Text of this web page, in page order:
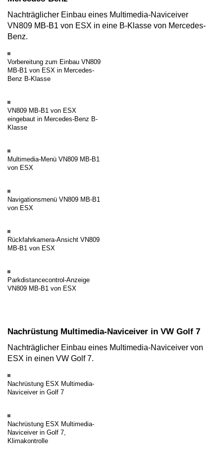
Nachträglicher Einbau eines Multimedia-Naviceiver
VN809 MB-B1 von ESX in eine B-Klasse von Mercedes-
Benz.
Vorbereitung zum Einbau VN809
MB-B1 von ESX in Mercedes-
Benz B-Klasse
VN809 MB-B1 von ESX
eingebaut in Mercedes-Benz B-
Klasse
Multimedia-Menü VN809 MB-B1
von ESX
Navigationsmenü VN809 MB-B1
von ESX
Rückfahrkamera-Ansicht VN809
MB-B1 von ESX
Parkdistancecontrol-Anzeige
VN809 MB-B1 von ESX
Nachrüstung Multimedia-Naviceiver in VW Golf 7
Nachträglicher Einbau eines Multimedia-Naviceiver von
ESX in einen VW Golf 7.
Nachrüstung ESX Multimedia-
Naviceiver in Golf 7
Nachrüstung ESX Multimedia-
Naviceiver in Golf 7,
Klimakontrolle